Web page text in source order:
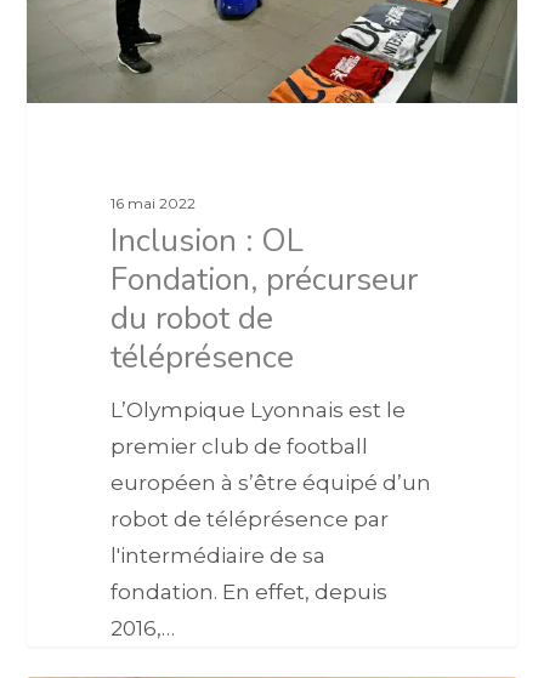
16 mai 2022
Inclusion : OL
Fondation, précurseur
du robot de
téléprésence
L’Olympique Lyonnais est le
premier club de football
européen à s’être équipé d’un
robot de téléprésence par
l'intermédiaire de sa
fondation. En effet, depuis
2016,…